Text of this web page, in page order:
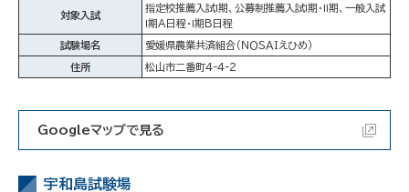
対象入試
指定校推薦入試Ⅰ期、公募制推薦入試Ⅰ期・Ⅱ期、一般入試
Ⅰ期A日程・Ⅰ期B日程
試験場名 愛媛県農業共済組合（ＮＯＳＡＩえひめ）
住所 松山市二番町4-4-2
Googleマップで見る
宇和島試験場